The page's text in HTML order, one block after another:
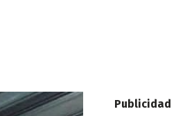
Publicidad